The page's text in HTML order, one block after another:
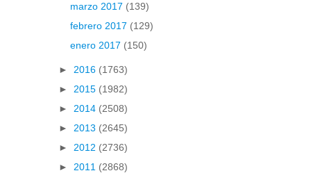
marzo 2017 (139)
febrero 2017 (129)
enero 2017 (150)
► 2016 (1763)
► 2015 (1982)
► 2014 (2508)
► 2013 (2645)
► 2012 (2736)
► 2011 (2868)